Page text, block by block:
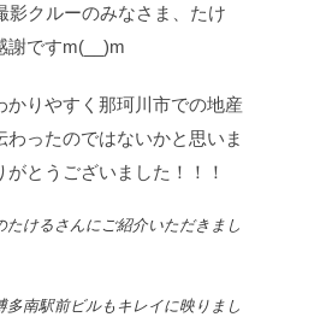
影クルーのみなさま、たけ
謝ですm(__)m
かりやすく那珂川市での地産
わったのではないかと思いま
とうございました！！！
たけるさんにご紹介いただきまし
多南駅前ビルもキレイに映りまし